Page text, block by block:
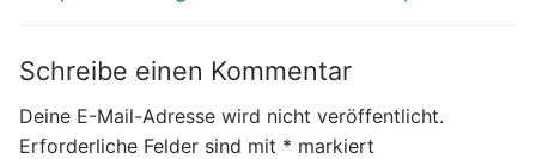
Schreibe einen Kommentar
Deine E-Mail-Adresse wird nicht veröffentlicht.
Erforderliche Felder sind mit * markiert